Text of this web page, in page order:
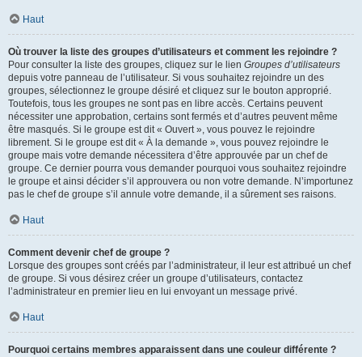
Haut
Où trouver la liste des groupes d’utilisateurs et comment les rejoindre ?
Pour consulter la liste des groupes, cliquez sur le lien Groupes d’utilisateurs
depuis votre panneau de l’utilisateur. Si vous souhaitez rejoindre un des
groupes, sélectionnez le groupe désiré et cliquez sur le bouton approprié.
Toutefois, tous les groupes ne sont pas en libre accès. Certains peuvent
nécessiter une approbation, certains sont fermés et d’autres peuvent même
être masqués. Si le groupe est dit « Ouvert », vous pouvez le rejoindre
librement. Si le groupe est dit « À la demande », vous pouvez rejoindre le
groupe mais votre demande nécessitera d’être approuvée par un chef de
groupe. Ce dernier pourra vous demander pourquoi vous souhaitez rejoindre
le groupe et ainsi décider s’il approuvera ou non votre demande. N’importunez
pas le chef de groupe s’il annule votre demande, il a sûrement ses raisons.
Haut
Comment devenir chef de groupe ?
Lorsque des groupes sont créés par l’administrateur, il leur est attribué un chef
de groupe. Si vous désirez créer un groupe d’utilisateurs, contactez
l’administrateur en premier lieu en lui envoyant un message privé.
Haut
Pourquoi certains membres apparaissent dans une couleur différente ?